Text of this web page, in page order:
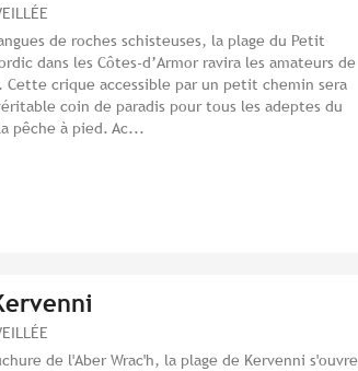
de roches schisteuses, la plage du Petit
dans les Côtes-d’Armor ravira les amateurs de
Cette crique accessible par un petit chemin sera
coin de paradis pour tous les adeptes du
pêche à pied. Ac...
de l'Aber Wrac'h, la plage de Kervenni s'ouvre